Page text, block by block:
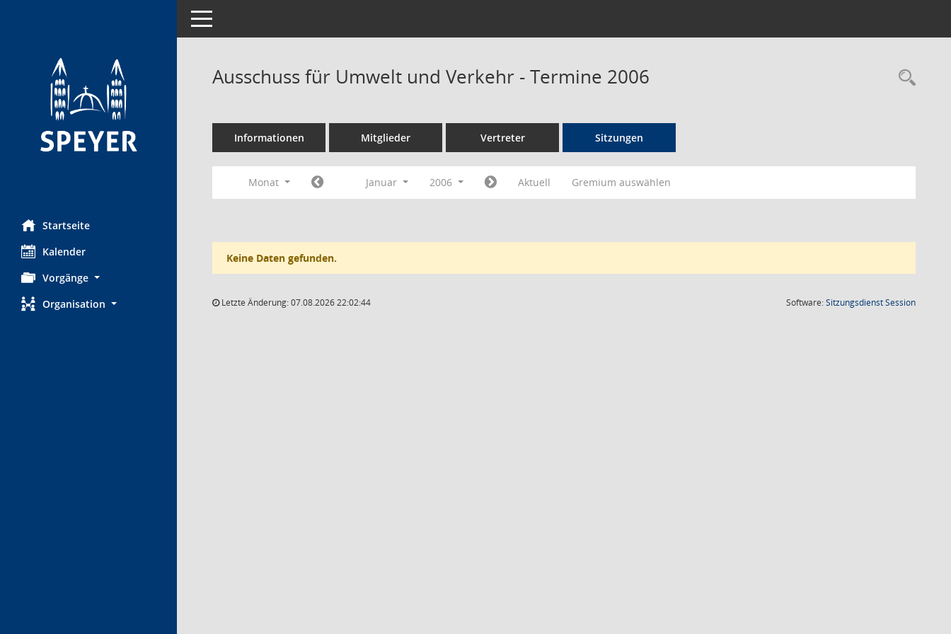
Startseite
Kalender
Vorgänge
Organisation
Toggle navigation
Ausschuss für Umwelt und Verkehr - Termine 2006
Informationen Mitglieder Vertreter Sitzungen
Monat Januar 2006 Aktuell Gremium auswählen
Keine Daten gefunden.
Letzte Änderung: 07.08.2026 22:02:44 Software:SitzungsdienstSession(Wird in